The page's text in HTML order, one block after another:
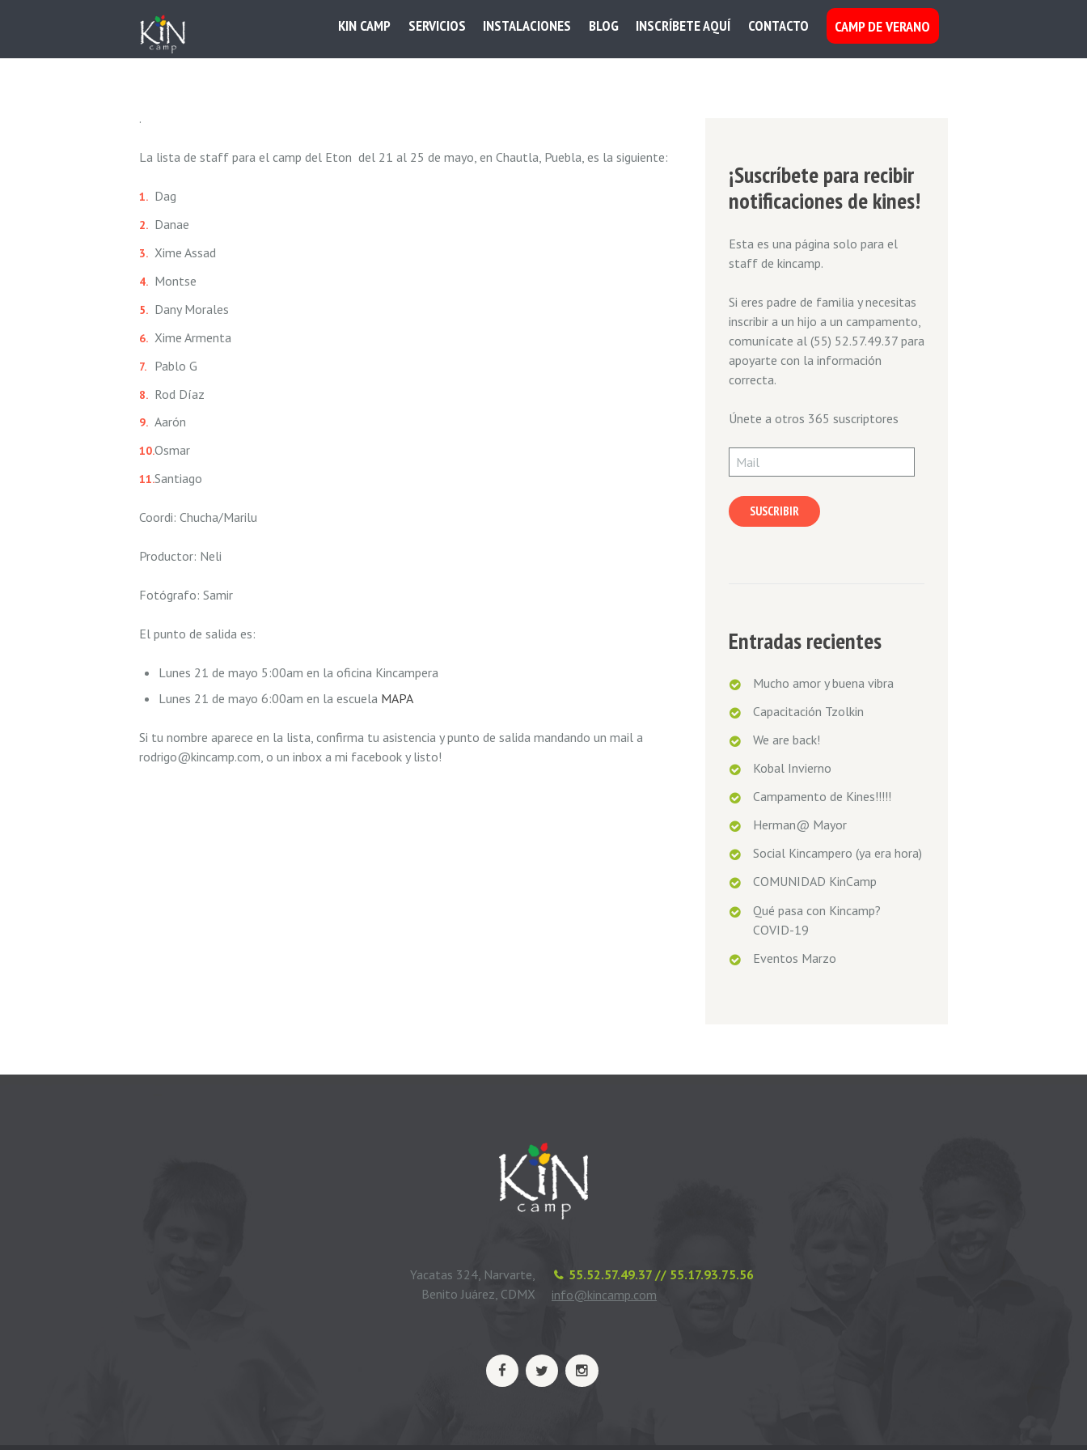
KIN CAMP SERVICIOS INSTALACIONES BLOG INSCRÍBETE AQUÍ CONTACTO CAMP DE VERANO
.
La lista de staff para el camp del Eton del 21 al 25 de mayo, en Chautla, Puebla, es la siguiente:
Dag
Danae
Xime Assad
Montse
Dany Morales
Xime Armenta
Pablo G
Rod Díaz
Aarón
Osmar
Santiago
Coordi: Chucha/Marilu
Productor: Neli
Fotógrafo: Samir
El punto de salida es:
Lunes 21 de mayo 5:00am en la oficina Kincampera
Lunes 21 de mayo 6:00am en la escuela MAPA
Si tu nombre aparece en la lista, confirma tu asistencia y punto de salida mandando un mail a
rodrigo@kincamp.com, o un inbox a mi facebook y listo!
¡Suscríbete para recibir
notificaciones de kines!
Esta es una página solo para el
staff de kincamp.
Si eres padre de familia y necesitas
inscribir a un hijo a un campamento,
comunícate al (55) 52.57.49.37 para
apoyarte con la información
correcta.
Únete a otros 365 suscriptores
Mail
SUSCRIBIR
Entradas recientes
Mucho amor y buena vibra
Capacitación Tzolkin
We are back!
Kobal Invierno
Campamento de Kines!!!!!
Herman@ Mayor
Social Kincampero (ya era hora)
COMUNIDAD KinCamp
Qué pasa con Kincamp?
COVID-19
Eventos Marzo
55.52.57.49.37 // 55.17.93.75.56
info@kincamp.com
Yacatas 324, Narvarte,
Benito Juárez, CDMX